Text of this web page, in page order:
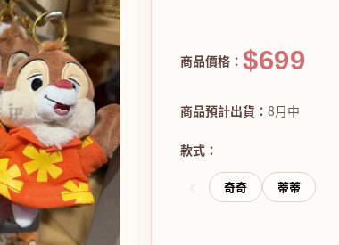
商品價格： $699
商品預計出貨： 8月中
款式：
奇奇 蒂蒂